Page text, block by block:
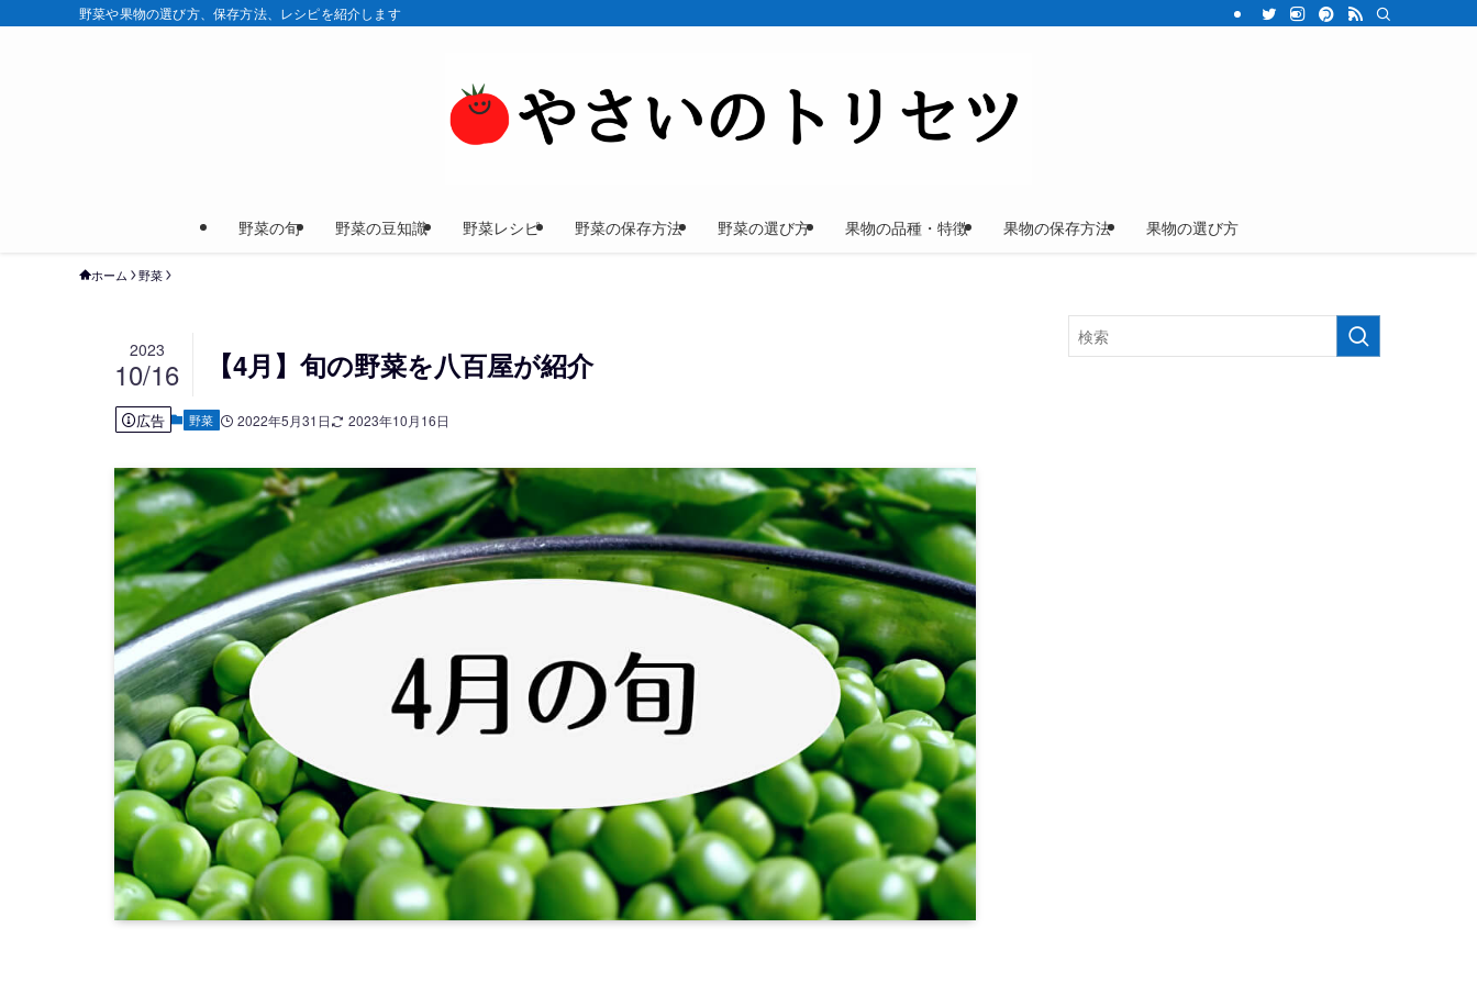
野菜や果物の選び方、保存方法、レシピを紹介します
野菜の旬 野菜の豆知識 野菜レシピ 野菜の保存方法 野菜の選び方 果物の品種・特徴 果物の保存方法 果物の選び方
ホーム 野菜
【4月】旬の野菜を八百屋が紹介
2023
10/16
広告 野菜 2022年5月31日 2023年10月16日